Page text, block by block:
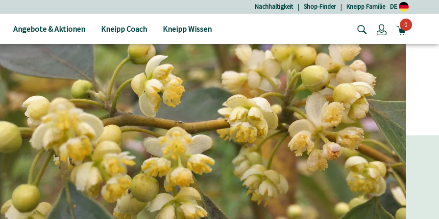
Nachhaltigkeit | Shop-Finder | Kneipp Familie DE
Angebote & Aktionen Kneipp Coach Kneipp Wissen Login0